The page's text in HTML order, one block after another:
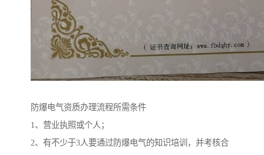
防爆电气资质办理流程所需条件
1、营业执照或个人；
2、有不少于3人要通过防爆电气的知识培训，并考核合